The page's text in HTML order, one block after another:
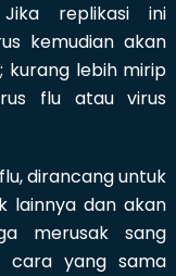
Jika replikasi ini
kemudian akan
kurang lebih mirip
flu atau virus
dirancang untuk
lainnya dan akan
merusak sang
cara yang sama